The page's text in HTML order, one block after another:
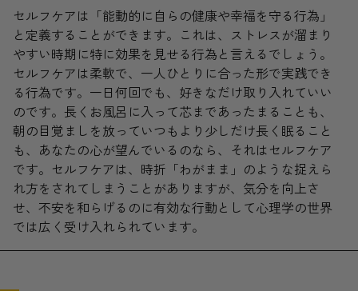
セルフケアは「能動的に自らの健康や幸福を守る行為」
と定義することができます。これは、ストレスが溜まり
やすい時期に特に効果を見せる行為と言えるでしょう。
セルフケアは柔軟で、一人ひとりに合った形で実践でき
る行為です。一日何回でも、好きなだけ取り入れていい
のです。長くお風呂に入って芯まであったまることも、
朝の目覚ましを放っていつもより少しだけ長く眠ること
も、あなたの心が望んでいるのなら、それはセルフケア
です。セルフケアは、時折「わがまま」のような捉えら
れ方をされてしまうことがありますが、気分を向上さ
せ、不安を和らげるのに有効な行動として心理学の世界
では広く受け入れられています。